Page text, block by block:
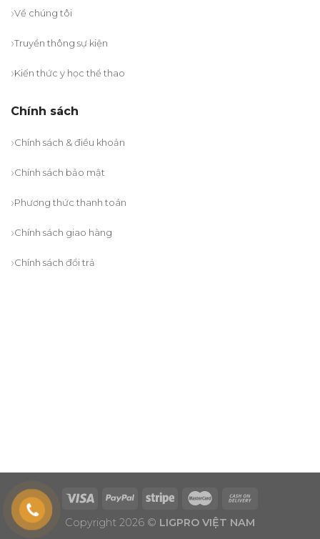
Về chúng tôi
Truyền thông sự kiện
Kiến thức y học thể thao
Chính sách
Chính sách & điều khoản
Chính sách bảo mật
Phương thức thanh toán
Chính sách giao hàng
Chính sách đổi trả
Copyright 2026 © LIGPRO VIỆT NAM